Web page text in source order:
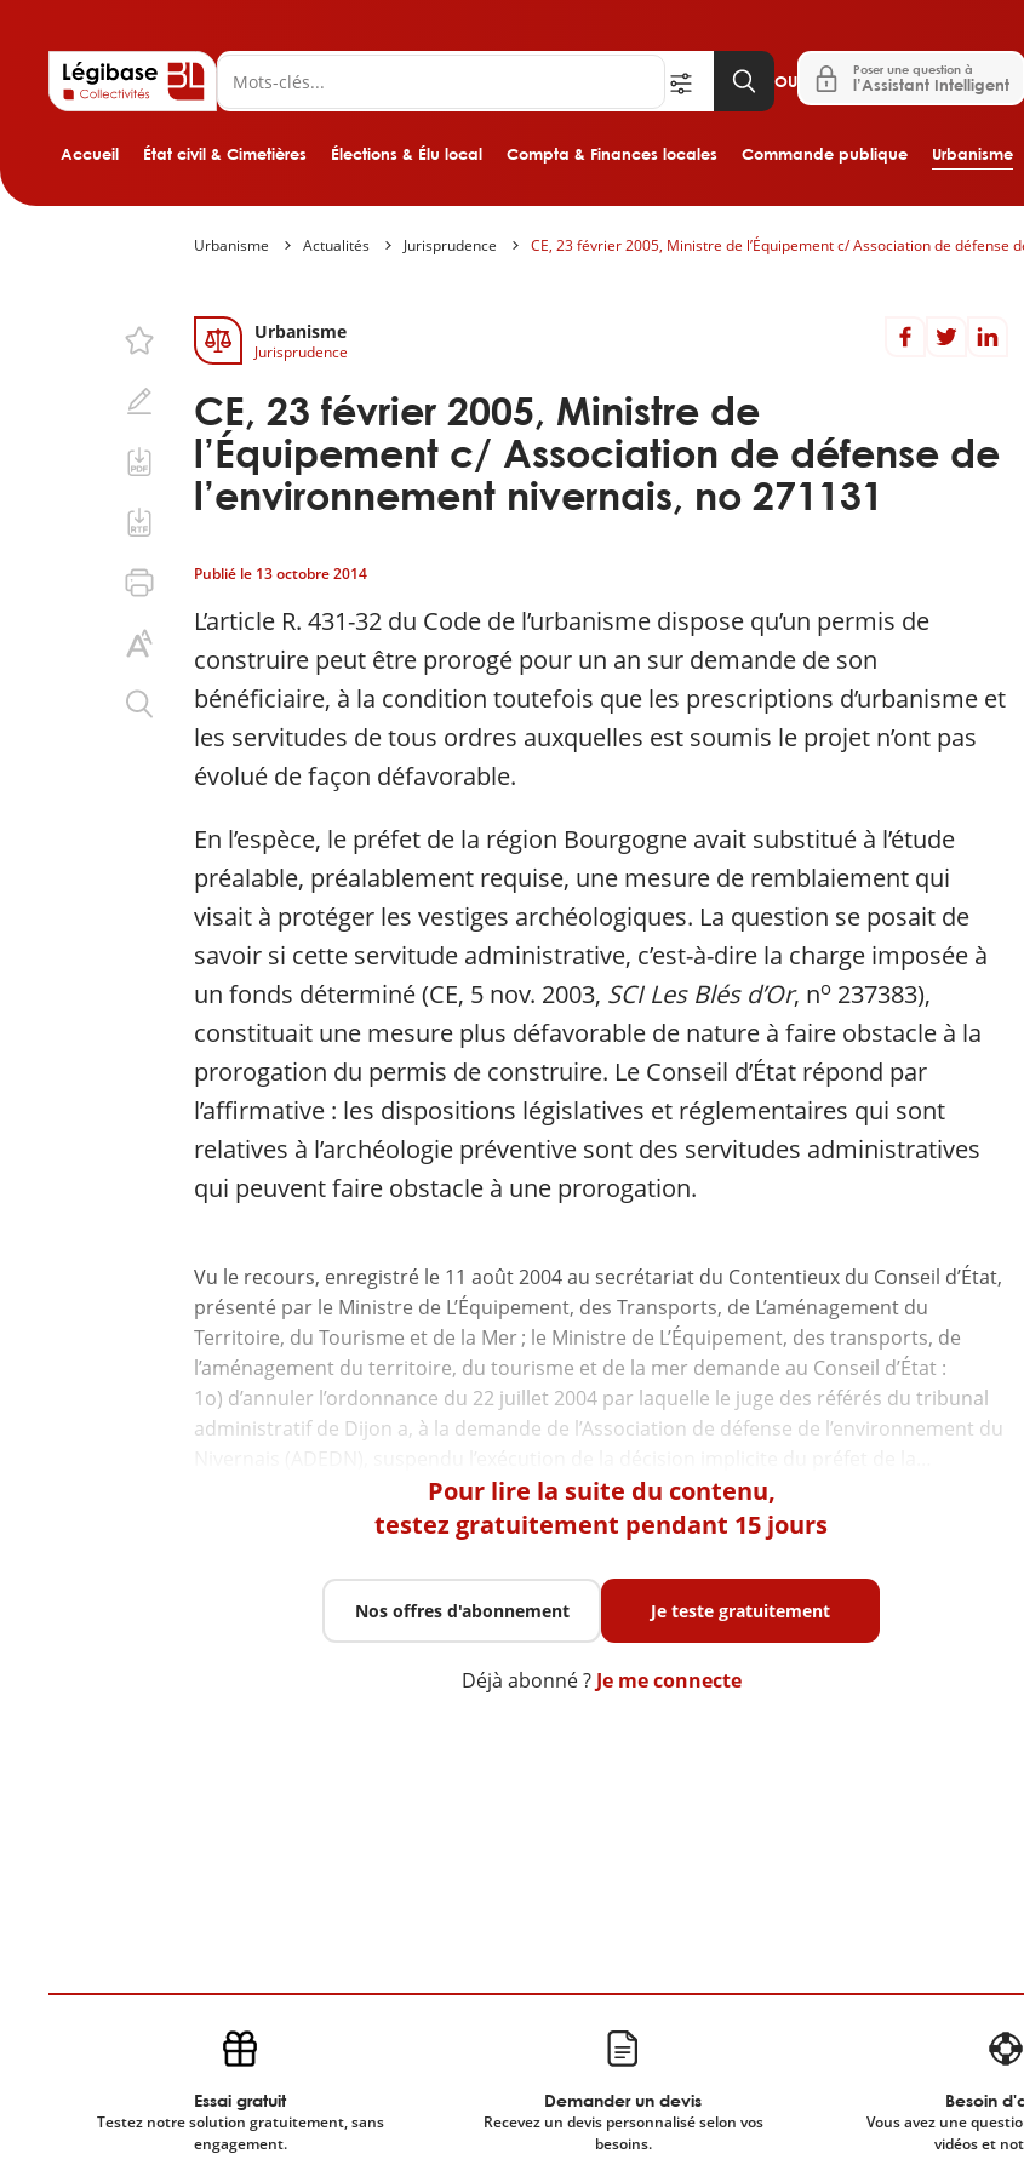
Aller au contenu
Accueil État civil & Cimetières Élections & Élu local Compta & Finances locales Commande publique Urbanisme
OU
Poser une question à
l’Assistant Intelligent
Urbanisme Actualités Jurisprudence CE, 23 février 2005, Ministre de l’Équipement c/ Association de défense
Urbanisme
Jurisprudence
CE, 23 février 2005, Ministre de
l’Équipement c/ Association de défense de
l’environnement nivernais, no 271131
Publié le 13 octobre 2014
L’article R. 431-32 du Code de l’urbanisme dispose qu’un permis de
construire peut être prorogé pour un an sur demande de son
bénéficiaire, à la condition toutefois que les prescriptions d’urbanisme et
les servitudes de tous ordres auxquelles est soumis le projet n’ont pas
évolué de façon défavorable.
En l’espèce, le préfet de la région Bourgogne avait substitué à l’étude
préalable, préalablement requise, une mesure de remblaiement qui
visait à protéger les vestiges archéologiques. La question se posait de
savoir si cette servitude administrative, c’est-à-dire la charge imposée à
un fonds déterminé (CE, 5 nov. 2003, SCI Les Blés d’Or, no 237383),
constituait une mesure plus défavorable de nature à faire obstacle à la
prorogation du permis de construire. Le Conseil d’État répond par
l’affirmative : les dispositions législatives et réglementaires qui sont
relatives à l’archéologie préventive sont des servitudes administratives
qui peuvent faire obstacle à une prorogation.
Vu le recours, enregistré le 11 août 2004 au secrétariat du Contentieux du Conseil d’État,
présenté par le Ministre de L’Équipement, des Transports, de L’aménagement du
Territoire, du Tourisme et de la Mer ; le Ministre de L’Équipement, des transports, de
l’aménagement du territoire, du tourisme et de la mer demande au Conseil d’État :
1o) d’annuler l’ordonnance du 22 juillet 2004 par laquelle le juge des référés du tribunal
administratif de Dijon a, à la demande de l’Association de défense de l’environnement du
Pour lire la suite du contenu,
testez gratuitement pendant 15 jours
Nos offres d'abonnement Je teste gratuitement
Déjà abonné ? Je me connecte
Essai gratuit
Testez notre solution gratuitement, sans
engagement.
Demander un devis
Recevez un devis personnalisé selon vos
besoins.
Besoin
Vous avez une
vidéos et